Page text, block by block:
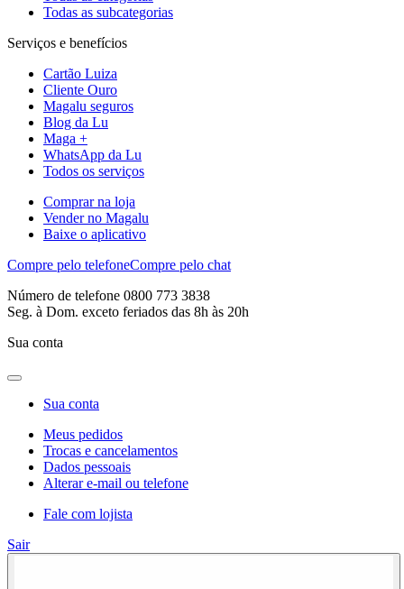
Todas as subcategorias
Serviços e benefícios
Cartão Luiza
Cliente Ouro
Magalu seguros
Blog da Lu
Maga +
WhatsApp da Lu
Todos os serviços
Comprar na loja
Vender no Magalu
Baixe o aplicativo
Compre pelo telefoneCompre pelo chat
Número de telefone 0800 773 3838
Seg. à Dom. exceto feriados das 8h às 20h
Sua conta
Sua conta
Meus pedidos
Trocas e cancelamentos
Dados pessoais
Alterar e-mail ou telefone
Fale com lojista
Sair